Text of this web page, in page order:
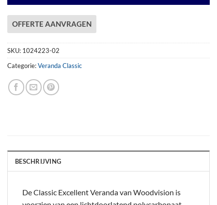
OFFERTE AANVRAGEN
SKU: 1024223-02
Categorie:Veranda Classic
BESCHRIJVING
De Classic Excellent Veranda van Woodvision is